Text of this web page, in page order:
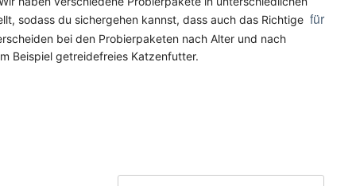
sodass du sichergehen kannst, dass auch das Richtige für
bei den Probierpaketen nach Alter und nach
Beispiel getreidefreies Katzenfutter.